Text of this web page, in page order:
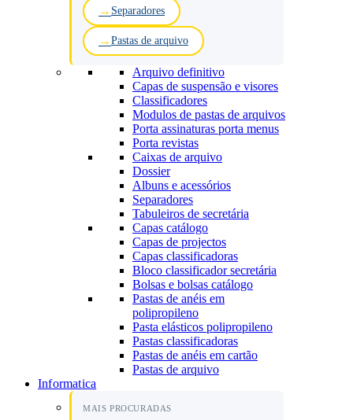
Separadores
Pastas de arquivo
Arquivo definitivo
Capas de suspensão e visores
Classificadores
Modulos de pastas de arquivos
Porta assinaturas porta menus
Porta revistas
Caixas de arquivo
Dossier
Albuns e acessórios
Separadores
Tabuleiros de secretária
Capas catálogo
Capas de projectos
Capas classificadoras
Bloco classificador secretária
Bolsas e bolsas catálogo
Pastas de anéis em
polipropileno
Pasta elásticos polipropileno
Pastas classificadoras
Pastas de anéis em cartão
Pastas de arquivo
Informatica
MAIS PROCURADAS